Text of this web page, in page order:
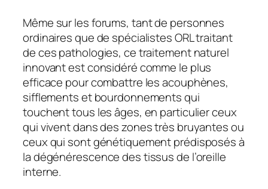
Même sur les forums, tant de personnes
ordinaires que de spécialistes ORL traitant
de ces pathologies, ce traitement naturel
innovant est considéré comme le plus
efficace pour combattre les acouphènes,
sifflements et bourdonnements qui
touchent tous les âges, en particulier ceux
qui vivent dans des zones très bruyantes ou
ceux qui sont génétiquement prédisposés à
la dégénérescence des tissus de l’oreille
interne.